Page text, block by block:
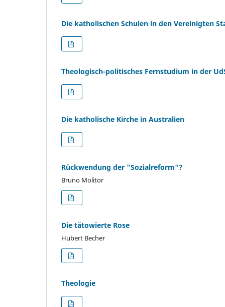
Die katholischen Schulen in den Vereinigten
Theologisch-politisches Fernstudium in der
Die katholische Kirche in Australien
Rückwendung der "Sozialreform"?
Bruno Molitor
Die tätowierte Rose
Hubert Becher
Theologie